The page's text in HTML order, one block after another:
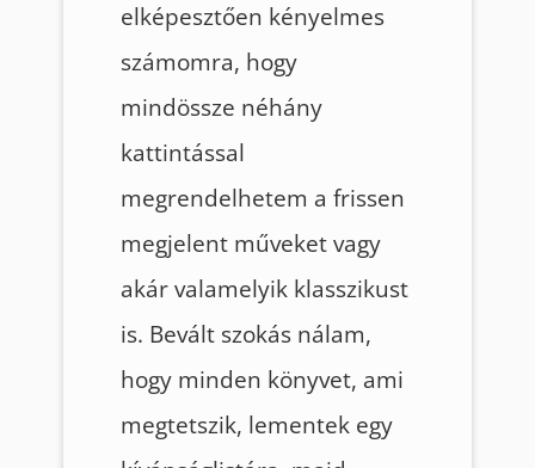
elképesztően kényelmes
számomra, hogy
mindössze néhány
kattintással
megrendelhetem a frissen
megjelent műveket vagy
akár valamelyik klasszikust
is. Bevált szokás nálam,
hogy minden könyvet, ami
megtetszik, lementek egy